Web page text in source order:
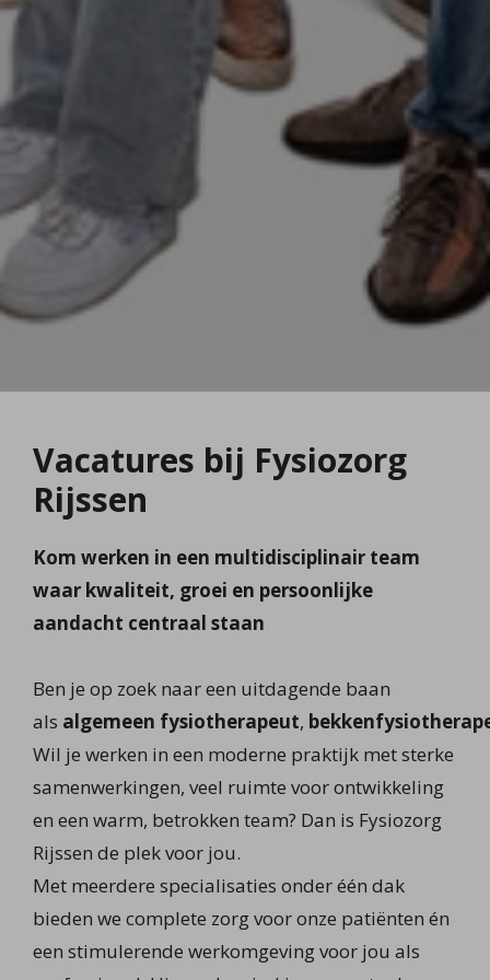
Vacatures bij Fysiozorg
Rijssen
Kom werken in een multidisciplinair team
waar kwaliteit, groei en persoonlijke
aandacht centraal staan
Ben je op zoek naar een uitdagende baan
als algemeen fysiotherapeut,
Wil je werken in een moderne praktijk met sterke
samenwerkingen, veel ruimte voor ontwikkeling
en een warm, betrokken team? Dan is Fysiozorg
Rijssen de plek voor jou.
Met meerdere specialisaties onder één dak
bieden we complete zorg voor onze patiënten én
een stimulerende werkomgeving voor jou als